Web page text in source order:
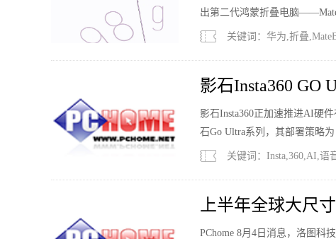
出第二代鸿蒙折叠电脑
关键词：华为,折叠
影石Insta360 GO
影石Insta360正加速推进AI硬
石Go Ultra系列，其部署策略
报。
关键词：Insta,360,AI,语
上半年全球大尺
PChome 8月4日消息，洛图科